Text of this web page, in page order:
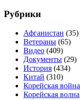
Рубрики
Афганистан (35)
Ветераны (65)
Видео (409)
Документы (29)
История (434)
Китай (310)
Корейская война
Корейская волна